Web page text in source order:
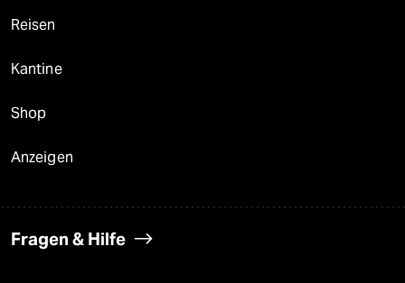
Reisen
Kantine
Shop
Anzeigen
Fragen & Hilfe